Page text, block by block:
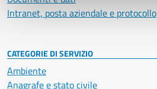
Intranet, posta aziendale e protocollo
CATEGORIE DI SERVIZIO
Ambiente
Anagrafe e stato civile